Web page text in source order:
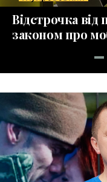
Відстрочка
законом про